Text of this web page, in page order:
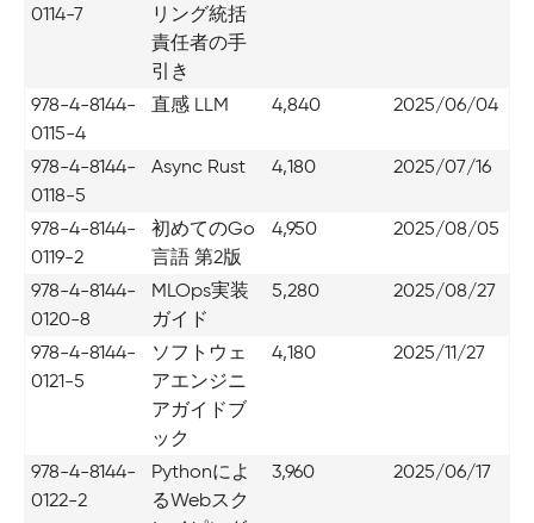
0114-7
リング統括
責任者の手
引き
978-4-8144-
0115-4
直感 LLM 4,840 2025/06/04
978-4-8144-
0118-5
Async Rust 4,180 2025/07/16
978-4-8144-
0119-2
初めてのGo
言語 第2版
4,950 2025/08/05
978-4-8144-
0120-8
MLOps実装
ガイド
5,280 2025/08/27
978-4-8144-
0121-5
ソフトウェ
アエンジニ
アガイドブ
ック
4,180 2025/11/27
978-4-8144-
0122-2
Pythonによ
るWebスク
3,960 2025/06/17